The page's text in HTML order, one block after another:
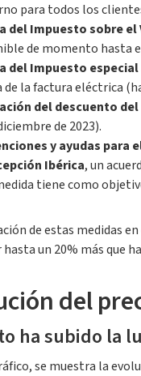
para todos los
del Impuesto sobre
de momento hasta
del Impuesto
de la factura eléctrica
del descuento
de 2023).
y ayudas para
Ibérica, un
tiene como
de estas medidas
un 20% más que
del
ha subido la
se muestra la